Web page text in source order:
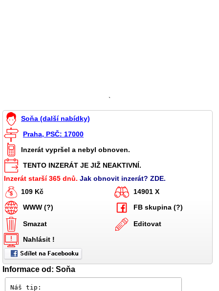
`
Soňa (další nabídky)
Praha, PSČ: 17000
Inzerát vypršel a nebyl obnoven.
TENTO INZERÁT JE JIŽ NEAKTIVNÍ.
Inzerát starší 365 dnů. Jak obnovit inzerát? ZDE.
109 Kč
14901 X
WWW (?)
FB skupina (?)
Smazat
Editovat
Nahlásit !
Informace od: Soňa